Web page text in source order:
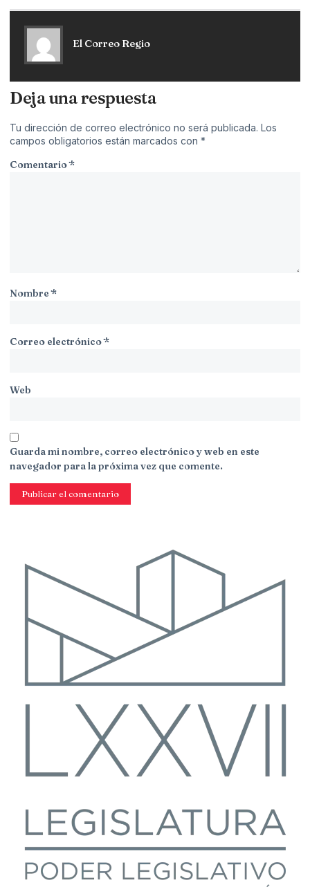
El Correo Regio
Deja una respuesta
Tu dirección de correo electrónico no será publicada. Los
campos obligatorios están marcados con *
Comentario*
Nombre*
Correo electrónico*
Web
Guarda mi nombre, correo electrónico y web en este
navegador para la próxima vez que comente.